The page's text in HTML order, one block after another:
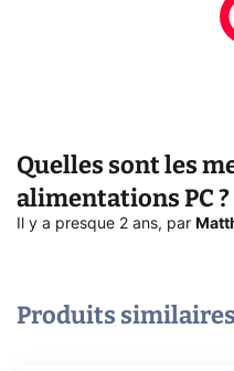
Quelles sont les
alimentations PC
Il y a presque 2 ans, par
Produits similaires